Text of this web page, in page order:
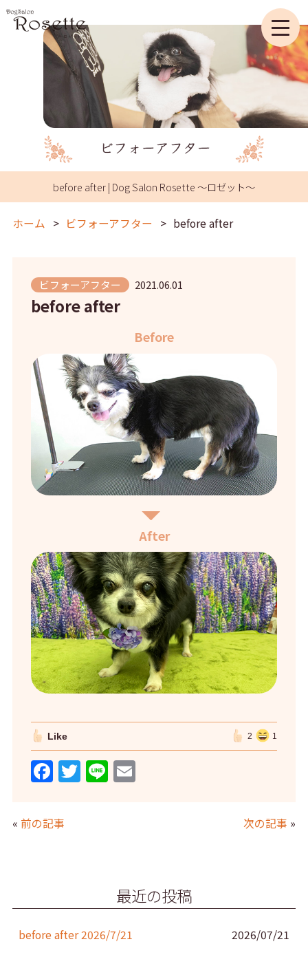
before after | Dog Salon Rosette ～ロゼット～
ホーム ビフォーアフター before after
ビフォーアフター 2021.06.01
before after
Before
After
Like 2 1
F
c
e
o
k
T Li E
« 前の記事 次の記事 »
最近の投稿
before after 2026/7/21
2026/07/21